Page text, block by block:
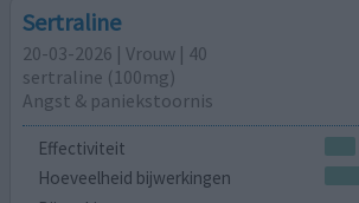
Sertraline
20-03-2026 | Vrouw | 40
sertraline (100mg)
Angst & paniekstoornis
Effectiviteit
Hoeveelheid bijwerkingen